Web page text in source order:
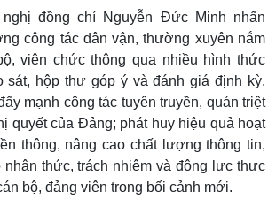
đồng chí Nguyễn Đức Minh nhấn
công tác dân vận, thường xuyên nắm
viên chức thông qua nhiều hình thức
sát, hộp thư góp ý và đánh giá định kỳ.
mạnh công tác tuyên truyền, quán triệt
quyết của Đảng; phát huy hiệu quả hoạt
thông, nâng cao chất lượng thông tin,
nhận thức, trách nhiệm và động lực thực
bộ, đảng viên trong bối cảnh mới.